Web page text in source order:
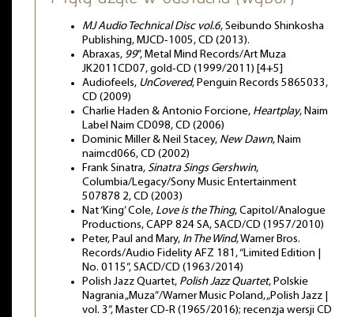
MJ Audio Technical Disc vol.6, Seibundo Shinkosha
Publishing, MJCD-1005, CD (2013).
Abraxas, 99”, Metal Mind Records/Art Muza
JK2011CD07, gold-CD (1999/2011) [4+5]
Audiofeels, UnCovered, Penguin Records 5865033,
CD (2009)
Charlie Haden & Antonio Forcione, Heartplay, Naim
Label Naim CD098, CD (2006)
Dominic Miller & Neil Stacey, New Dawn, Naim
naimcd066, CD (2002)
Frank Sinatra, Sinatra Sings Gershwin,
Columbia/Legacy/Sony Music Entertainment
507878 2, CD (2003)
Nat ‘King’ Cole, Love is the Thing, Capitol/Analogue
Productions, CAPP 824 SA, SACD/CD (1957/2010)
Peter, Paul and Mary, In The Wind, Warner Bros.
Records/Audio Fidelity AFZ 181, “Limited Edition |
No. 0115”, SACD/CD (1963/2014)
Polish Jazz Quartet, Polish Jazz Quartet, Polskie
Nagrania „Muza”/Warner Music Poland, „Polish Jazz |
vol. 3”, Master CD-R (1965/2016); recenzja wersji CD